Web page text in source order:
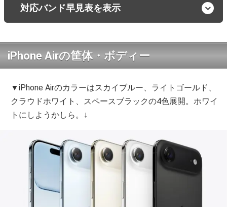
対応バンド早見表を表示
iPhone Airの筐体・ボディー
▼iPhone Airのカラーはスカイブルー、ライトゴールド、
クラウドホワイト、スペースブラックの4色展開。ホワイ
トにしようかしら。↓